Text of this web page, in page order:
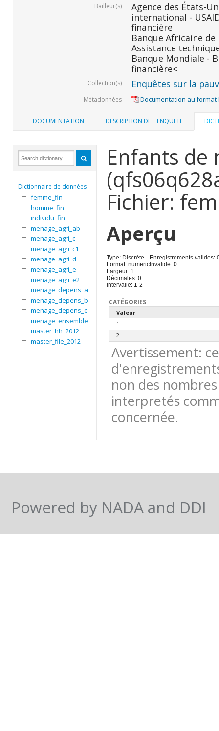
Bailleur(s)
Agence des États-
international -
financière
Banque Africaine
Assistance
Banque Mondiale -
financière<
Collection(s) Enquêtes sur la
Métadonnées Documentation au format
DOCUMENTATION DESCRIPTION DE L'ENQUÊTE
Dictionnaire de données
femme_fin
homme_fin
individu_fin
menage_agri_ab
menage_agri_c
menage_agri_c1
menage_agri_d
menage_agri_e
menage_agri_e2
menage_depens_a
menage_depens_b
menage_depens_c
menage_ensemble
master_hh_2012
master_file_2012
Enfants de
Fichier:
Aperçu
Type: Discrète
Format: numeric
Largeur: 1
Décimales: 0
Intervalle: 1-2
Enregistrements valides:
Invalide: 0
CATÉGORIES
Valeur
1
2
Avertissement:
non des
interpretés
concernée.
Powered by NADA and DDI